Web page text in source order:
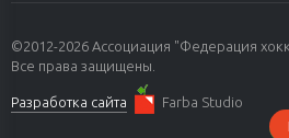
©2012-2026 Ассоциация "Федерация
Все права защищены.
Разработка сайта Farba Studio